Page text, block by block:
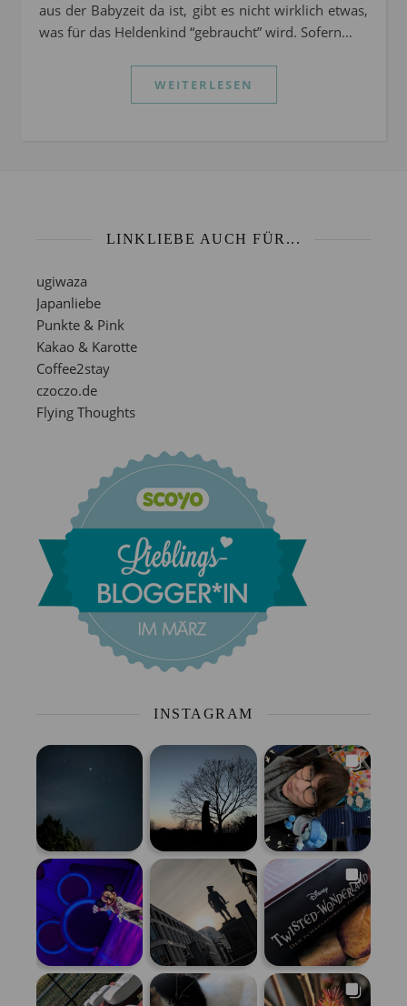
aus der Babyzeit da ist, gibt es nicht wirklich etwas,
was für das Heldenkind “gebraucht” wird. Sofern…
WEITERLESEN
LINKLIEBE AUCH FÜR...
ugiwaza
Japanliebe
Punkte & Pink
Kakao & Karotte
Coffee2stay
czoczo.de
Flying Thoughts
INSTAGRAM